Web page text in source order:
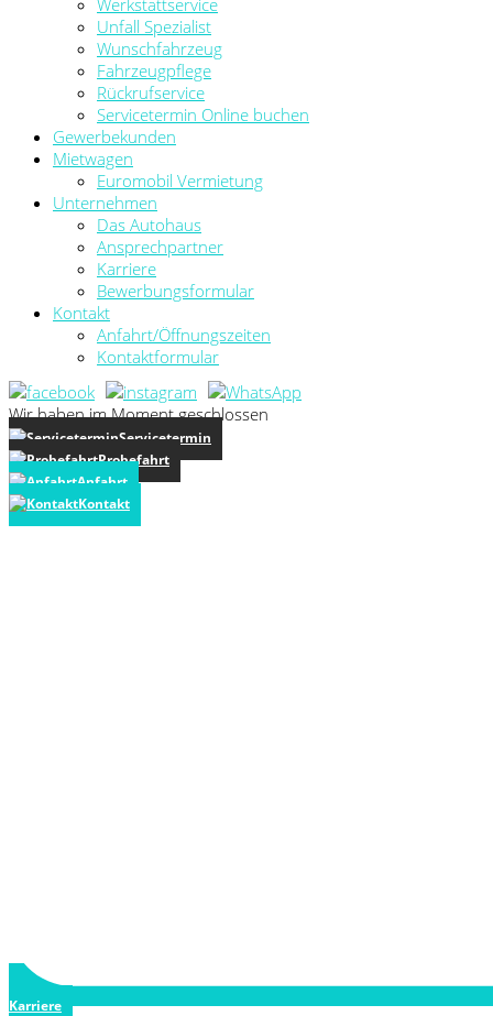
Werkstattservice
Unfall Spezialist
Wunschfahrzeug
Fahrzeugpflege
Rückrufservice
Servicetermin Online buchen
Gewerbekunden
Mietwagen
Euromobil Vermietung
Unternehmen
Das Autohaus
Ansprechpartner
Karriere
Bewerbungsformular
Kontakt
Anfahrt/Öffnungszeiten
Kontaktformular
Wir haben im Moment geschlossen
Servicetermin
Probefahrt
Anfahrt
Kontakt
Karriere